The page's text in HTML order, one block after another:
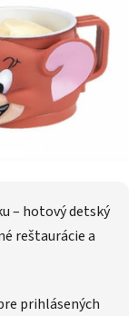
– hotový detský
reštaurácie a
prihlásených